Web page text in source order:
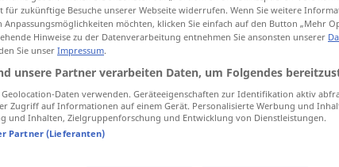
Ausdehnung
für zukünftige Besuche unserer Webseite widerrufen. Wenn Sie weitere
Anpassungsmöglichkeiten möchten, klicken Sie einfach auf den Button „Mehr
Hinweise zu der Datenverarbeitung entnehmen Sie ansonsten unserer
Sie unser Impressum.
unsere Partner verarbeiten Daten, um Folgendes
Geolocation-Daten verwenden. Geräteeigenschaften zur Identifikation aktiv
Zugriff auf Informationen auf einem Gerät. Personalisierte Werbung und
und Inhalten, Zielgruppenforschung und Entwicklung von Dienstleistungen.
Partner (Lieferanten)